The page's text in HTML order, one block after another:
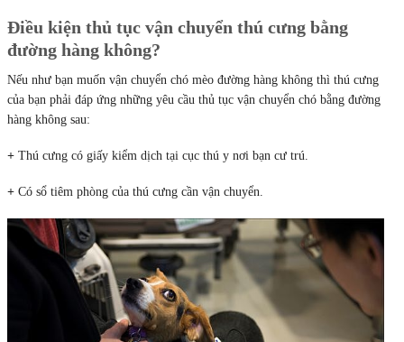
Điều kiện thủ tục vận chuyển thú cưng bằng
đường hàng không?
Nếu như bạn muốn vận chuyển chó mèo đường hàng không thì thú cưng
của bạn phải đáp ứng những yêu cầu thủ tục vận chuyển chó bằng đường
hàng không sau:
+ Thú cưng có giấy kiểm dịch tại cục thú y nơi bạn cư trú.
+ Có sổ tiêm phòng của thú cưng cần vận chuyển.